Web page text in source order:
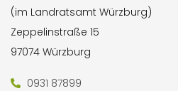
(im Landratsamt Würzburg)
Zeppelinstraße 15
97074 Würzburg
0931 87899